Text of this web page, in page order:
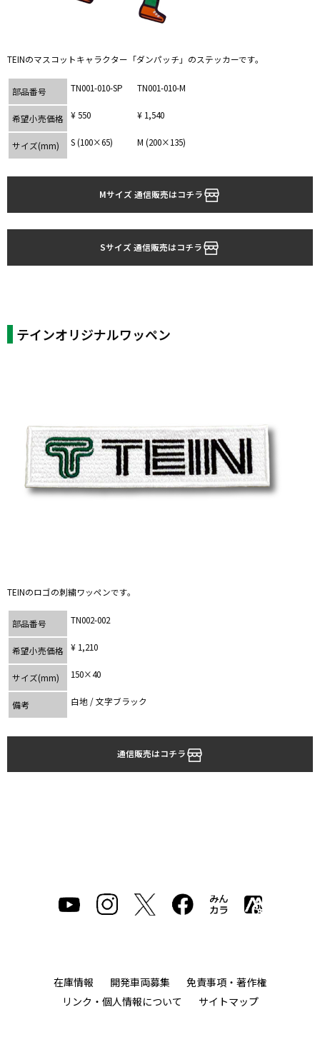
TEINのマスコットキャラクター「ダンパッチ」のステッカーです。
部品番号 TN001-010-SP TN001-010-M
希望小売価格 ¥ 550 ¥ 1,540
サイズ(mm) S (100×65) M (200×135)
Mサイズ 通信販売はコチラ
Sサイズ 通信販売はコチラ
テインオリジナルワッペン
TEINのロゴの刺繍ワッペンです。
部品番号 TN002-002
希望小売価格 ¥ 1,210
サイズ(mm) 150×40
備考 白地 / 文字ブラック
通信販売はコチラ
在庫情報 開発車両募集
免責事項・著作権
リンク・個人情報について
サイトマップ